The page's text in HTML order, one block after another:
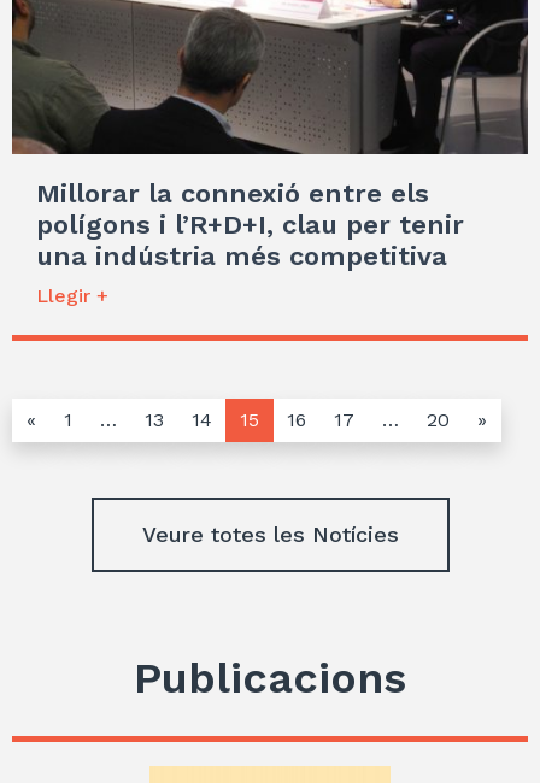
Millorar la connexió entre els
polígons i l’R+D+I, clau per tenir
una indústria més competitiva
Llegir +
« 1 … 13 14 15 16 17 … 20 »
Veure totes les Notícies
Publicacions